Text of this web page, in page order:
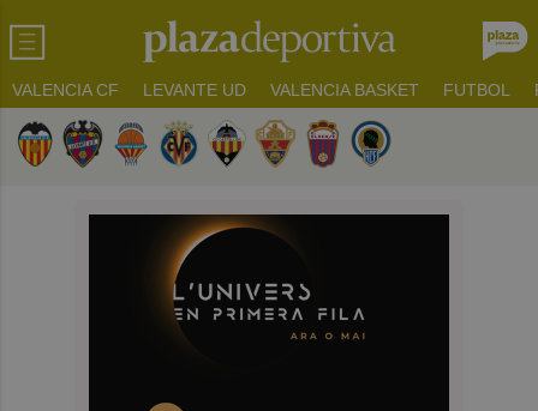
VALENCIA CF LEVANTE UD VALENCIA BASKET FUTBOL